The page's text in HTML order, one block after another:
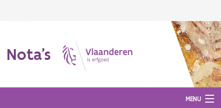
Nota's
MENU